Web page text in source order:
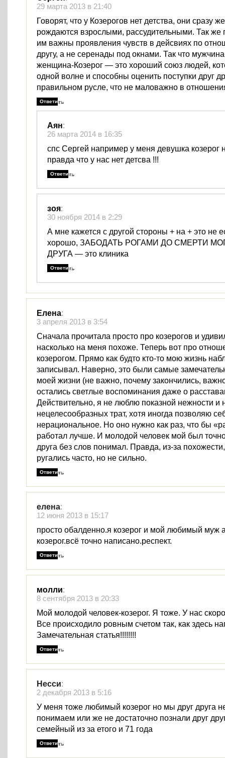
29 марта 2013 в 21:40
Говорят, что у Козерогов нет детства, они сразу же
рождаются взрослыми, рассудительными. Так же
им важны проявления чувств в дейсвиях по
другу, а не серенады под окнами. Так что
женщина-Козерог — это хороший союз людей,
одной волне и способны оценить поступки друг
правильном русле, что не маловажно в
Ответить
Аян:
26 марта 2014 в 16:35
спс Сергей например у меня девушка козерог
правда что у нас нет детсва !!!
Ответить
зоя:
30 ноября 2014 в 2:29
А мне кажется с другой стороны + на + это не
хорошо, ЗАБОДАТЬ РОГАМИ ДО СМЕРТИ
ДРУГА — это клиника
Ответить
Елена:
3 апреля 2013 в 3:54
Сначала прочитала просто про козерогов и
насколько на меня похоже. Теперь вот про
козерогом. Прямо как будто кто-то мою жизнь
записывал. Наверно, это были самые
моей жизни (не важно, почему закончились,
остались светлые воспоминания даже о
Действительно, я не люблю показной нежности и
нецелесообразных трат, хотя иногда позволяю
нерациональное. Но оно нужно как раз, что бы
работал лучше. И молодой человек мой был
друга без слов понимал. Правда, из-за
ругались часто, но не сильно.
Ответить
елена:
12 июня 2013 в 15:17
просто обалденно.я козерог и мой любимый муж
козерог.всё точно написано.респект.
Ответить
молли:
8 сентября 2013 в 20:33
Мой молодой человек-козерог. Я тоже. У нас
Все происходило ровным счетом так, как здесь
Замечательная статья!!!!!!!!
Ответить
Несси:
2 декабря 2013 в 5:16
У меня тоже любимый козерог но мы друг друга
понимаем или же не достаточно познали друг
семейный из за етого и 71 года
Ответить